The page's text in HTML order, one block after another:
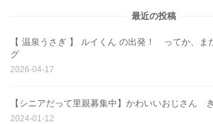
最近の投稿
【 温泉うさぎ 】 ルイくん の出発！ ってか、ま
グ
2026-04-17
【シニアだって里親募集中】かわいいおじさん
2024-01-12